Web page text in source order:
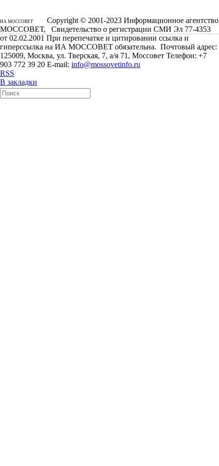
ИА МОССОВЕТ
Copyright © 2001-2023 Информационное агентство
МОССОВЕТ, Свидетельство о регистрации СМИ Эл 77-4353
от 02.02.2001 При перепечатке и цитировании ссылка и
гиперссылка на ИА МОССОВЕТ обязательна. Почтовый адрес:
125009, Москва, ул. Тверская, 7, а/я 71, Моссовет Телефон: +7
903 772 39 20 E-mail: info@mossovetinfo.ru
RSS
В закладки